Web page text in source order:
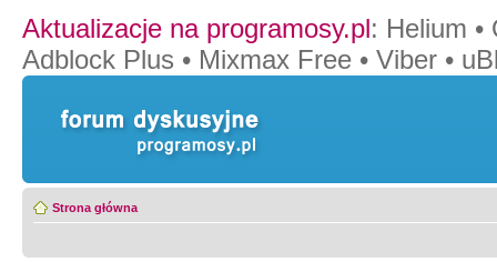
Aktualizacje na programosy.pl: Helium •
Adblock Plus • Mixmax Free • Viber •
Strona główna